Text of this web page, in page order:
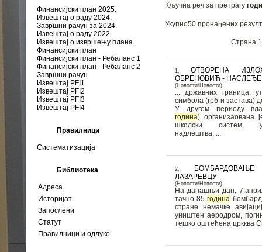
Финансијски план 2025.
Извештај о раду 2024.
Завршни рачун за 2024.
Извештај о раду 2022.
Извештај о извршењу плана
Финансијски план
Финансијски план - Ребаланс 1
Финансијски план - Ребаланс 2
Завршни рачун
Извештај PFI1
Извештај PFI2
Извештај PFI3
Извештај PFI4
Правилници
Систематизација
Библиотека
Адреса
Историјат
Запослени
Статут
Правилници и одлуке
Кључна реч за претрагу
Укупно50 пронађених
Страна
1. ОТВОРЕНА
ОБРЕНОВИЋ - НАСЛЕЂЕ
(Новости/Новости)
... државних граница,
симбола (грб и застава)
У другом периоду
година) организаована
школски систем,
надлештва, ...
2.
ЛАЗАРЕВЦУ
(Новости/Новости)
На данашњи дан,
тачно 85 година
стране немачке
уништен аеродром,
тешко оштећена цркква